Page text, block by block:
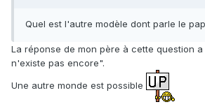
Quel est l'autre modèle dont parle le
La réponse de mon père à cette question
n'existe pas encore".
Une autre monde est possible